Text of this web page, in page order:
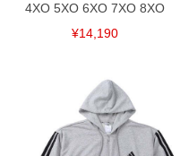
※商品によって若干のサイズの誤差
す。そのようなことがない様最大限
連絡させて頂きますので予めご了承く
DETAIL
4XO 5XO 6XO 7XO 8XO
¥14,190